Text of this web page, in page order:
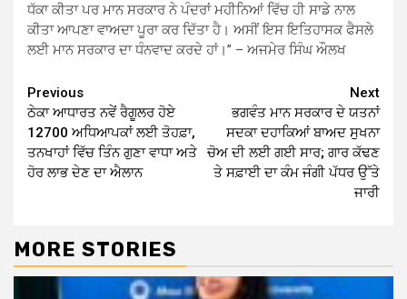
ਧੱਕਾ ਕੀਤਾ ਪਰ ਮਾਨ ਸਰਕਾਰ ਨੇ ਪੰਦਰਾਂ ਮਹੀਨਿਆਂ ਵਿੱਚ ਹੀ ਸਾਡੇ ਨਾਲ
ਕੀਤਾ ਆਪਣਾ ਵਾਅਦਾ ਪੂਰਾ ਕਰ ਦਿੱਤਾ ਹੈ। ਅਸੀਂ ਇਸ ਇਤਿਹਾਸਕ ਫੈਸਲੇ
ਲਈ ਮਾਨ ਸਰਕਾਰ ਦਾ ਧੰਨਵਾਦ ਕਰਦੇ ਹਾਂ।” – ਅਜਮੇਰ ਸਿੰਘ ਔਲਖ
Continue
Reading
Previous
ਠੇਕਾ ਆਧਾਰਤ ਨਵੇਂ ਰੈਗੂਲਰ ਹੋਏ
12700 ਅਧਿਆਪਕਾਂ ਲਈ ਤੋਹਫ਼ਾ,
ਤਨਖਾਹਾਂ ਵਿੱਚ ਤਿੰਨ ਗੁਣਾ ਵਾਧਾ ਅਤੇ
ਹੋਰ ਲਾਭ ਦੇਣ ਦਾ ਐਲਾਨ
Next
ਭਗਵੰਤ ਮਾਨ ਸਰਕਾਰ ਦੇ ਯਤਨਾਂ
ਸਦਕਾ ਦਹਾਕਿਆਂ ਬਾਅਦ ਸੁਖਨਾ
ਚੋਅ ਦੀ ਲਈ ਗਈ ਸਾਰ; ਗਾਰ ਕੱਢਣ
ਤੇ ਸਫ਼ਾਈ ਦਾ ਕੰਮ ਜੰਗੀ ਪੱਧਰ ਉੱਤੇ
ਜਾਰੀ
MORE STORIES